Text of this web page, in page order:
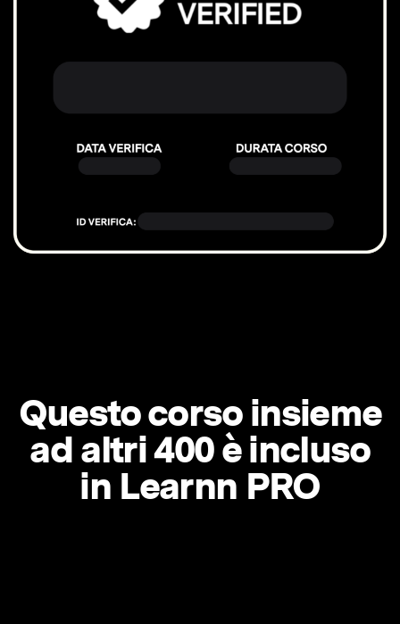
Questo corso insieme
ad altri 400 è incluso
in Learnn PRO